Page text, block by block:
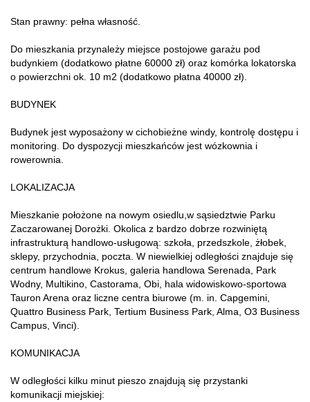
Stan prawny: pełna własność.
Do mieszkania przynależy miejsce postojowe garażu pod
budynkiem (dodatkowo płatne 60000 zł) oraz komórka lokatorska
o powierzchni ok. 10 m2 (dodatkowo płatna 40000 zł).
BUDYNEK
Budynek jest wyposażony w cichobieżne windy, kontrolę dostępu i
monitoring. Do dyspozycji mieszkańców jest wózkownia i
rowerownia.
LOKALIZACJA
Mieszkanie położone na nowym osiedlu,w sąsiedztwie Parku
Zaczarowanej Dorożki. Okolica z bardzo dobrze rozwiniętą
infrastrukturą handlowo-usługową: szkoła, przedszkole, żłobek,
sklepy, przychodnia, poczta. W niewielkiej odległości znajduje się
centrum handlowe Krokus, galeria handlowa Serenada, Park
Wodny, Multikino, Castorama, Obi, hala widowiskowo-sportowa
Tauron Arena oraz liczne centra biurowe (m. in. Capgemini,
Quattro Business Park, Tertium Business Park, Alma, O3 Business
Campus, Vinci).
KOMUNIKACJA
W odległości kilku minut pieszo znajdują się przystanki
komunikacji miejskiej: